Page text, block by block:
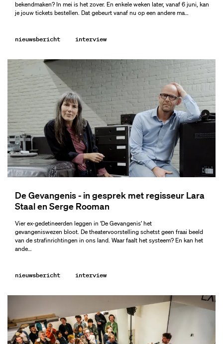
bekendmaken? In mei is het zover. En enkele weken later, vanaf 6 juni, kan
je jouw tickets bestellen. Dat gebeurt vanaf nu op een andere ma…
nieuwsbericht interview
De Gevangenis - in gesprek met regisseur Lara
Staal en Serge Rooman
Vier ex-gedetineerden leggen in ‘De Gevangenis’ het
gevangeniswezen bloot. De theatervoorstelling schetst geen fraai beeld
van de strafinrichtingen in ons land. Waar faalt het systeem? En kan het
ande…
nieuwsbericht interview